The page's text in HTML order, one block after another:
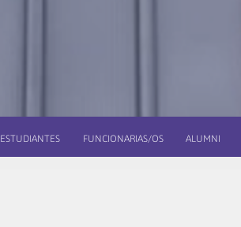
ESTUDIANTES FUNCIONARIAS/OS ALUMNI